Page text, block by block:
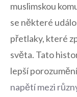
muslimskou
se ⁣některé
přetlaky, ‌které
‍světa.​ Tato
lepší
napětí⁢ mezi